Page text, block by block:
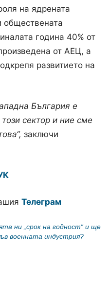
на ядрената
обществената
година 40% от
от АЕЦ, а
развитието на
България е
сектор и ние сме
заключи
Телеграм
ни „срок на годност“ и ще
военната индустрия?